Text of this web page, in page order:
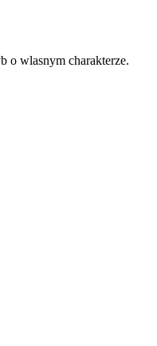
o wlasnym charakterze.